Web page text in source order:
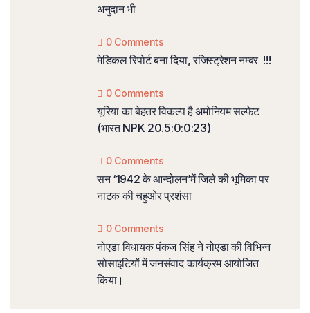
अनुदान भी
0 Comments
मेडिकल रिपोर्ट बना दिया, रजिस्ट्रेशन नम्बर !!!
0 Comments
यूरिया का बेहतर विकल्प है अमोनियम सल्फेट
(भारत NPK 20.5:0:0:23)
0 Comments
सन ‘1942 के आन्दोलन’में जिले की भूमिका पर
नाटक की चहुओर प्रशंसा
0 Comments
नोएडा विधायक पंकज सिंह ने नोएडा की विभिन्न
सोसाइटियों में जनसंवाद कार्यक्रम आयोजित
किया।